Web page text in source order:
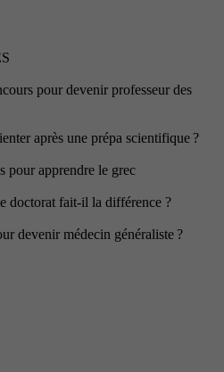
pour devenir professeur des
après une prépa scientifique ?
pour apprendre le grec
doctorat fait-il la différence ?
devenir médecin généraliste ?